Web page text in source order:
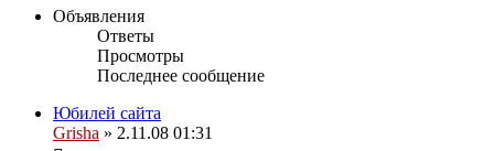
Объявления
Ответы
Просмотры
Последнее сообщение
Юбилей сайта
Grisha » 2.11.08 01:31